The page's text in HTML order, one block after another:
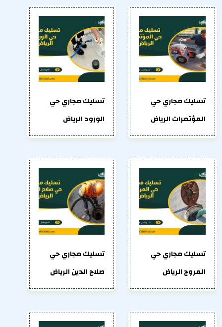
تسليك مجاري حي
المؤتمرات الرياض
تسليك مجاري حي
الورود الرياض
تسليك مجاري حي
المروج الرياض
تسليك مجاري حي
صلاح الدين الرياض